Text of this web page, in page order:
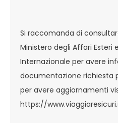
Si raccomanda di
Ministero degli Affari Esteri
Internazionale per avere
documentazione richiesta
per avere aggiornamenti
https://